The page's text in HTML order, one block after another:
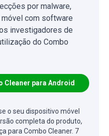
por malware,
com software
investigadores de
do Combo
Cleaner para Android
o seu dispositivo móvel
completa do produto,
para Combo Cleaner. 7